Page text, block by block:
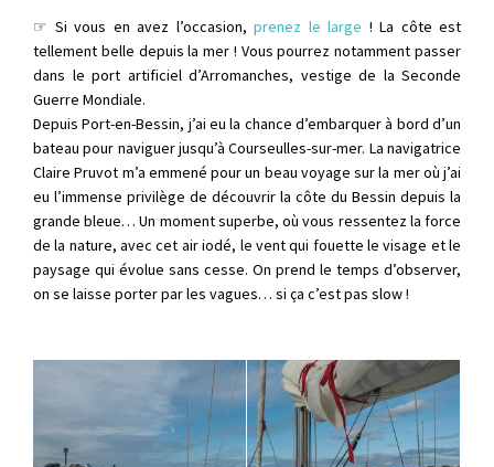
☞ Si vous en avez l’occasion, prenez le large ! La côte est
tellement belle depuis la mer ! Vous pourrez notamment passer
dans le port artificiel d’Arromanches, vestige de la Seconde
Guerre Mondiale.
Depuis Port-en-Bessin, j’ai eu la chance d’embarquer à bord d’un
bateau pour naviguer jusqu’à Courseulles-sur-mer. La navigatrice
Claire Pruvot m’a emmené pour un beau voyage sur la mer où j’ai
eu l’immense privilège de découvrir la côte du Bessin depuis la
grande bleue… Un moment superbe, où vous ressentez la force
de la nature, avec cet air iodé, le vent qui fouette le visage et le
paysage qui évolue sans cesse. On prend le temps d’observer,
on se laisse porter par les vagues… si ça c’est pas slow !